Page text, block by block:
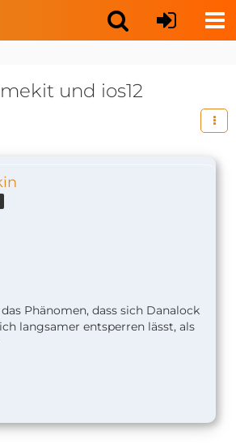
und ios12
Phänomen, dass sich Danalock
langsamer entsperren lässt, als